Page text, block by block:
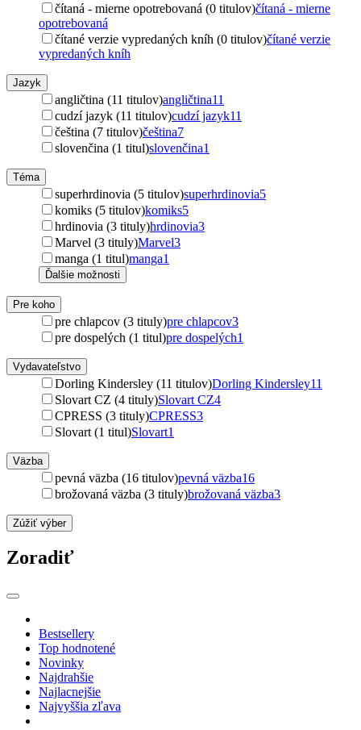
čítaná - mierne opotrebovaná (0 titulov)čítaná - mierne
opotrebovaná
čítané verzie vypredaných kníh (0 titulov)čítané verzie
vypredaných kníh
Jazyk
angličtina (11 titulov)angličtina11
cudzí jazyk (11 titulov)cudzí jazyk11
čeština (7 titulov)čeština7
slovenčina (1 titul)slovenčina1
Téma
superhrdinovia (5 titulov)superhrdinovia5
komiks (5 titulov)komiks5
hrdinovia (3 tituly)hrdinovia3
Marvel (3 tituly)Marvel3
manga (1 titul)manga1
Ďalšie možnosti
Pre koho
pre chlapcov (3 tituly)pre chlapcov3
pre dospelých (1 titul)pre dospelých1
Vydavateľstvo
Dorling Kindersley (11 titulov)Dorling Kindersley11
Slovart CZ (4 tituly)Slovart CZ4
CPRESS (3 tituly)CPRESS3
Slovart (1 titul)Slovart1
Väzba
pevná väzba (16 titulov)pevná väzba16
brožovaná väzba (3 tituly)brožovaná väzba3
Zúžiť výber
Zoradiť
Bestsellery
Top hodnotené
Novinky
Najdrahšie
Najlacnejšie
Najvyššia zľava